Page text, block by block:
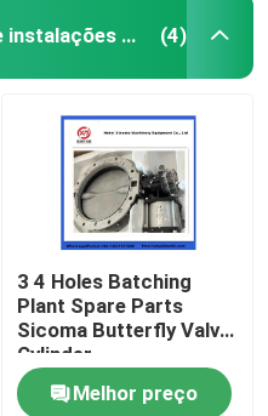
Peças sobressalentes de instalações de bateria (4)
3 4 Holes Batching
Plant Spare Parts
Sicoma Butterfly Valve
Cylinder
Electropneumatic
Actuator Cylinder
Melhor preço